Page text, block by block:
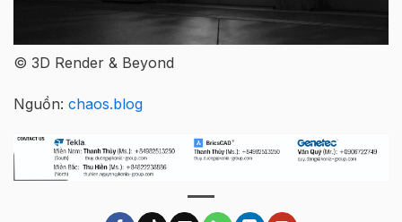
© 3D Render & Beyond
Nguồn: chaos.blog